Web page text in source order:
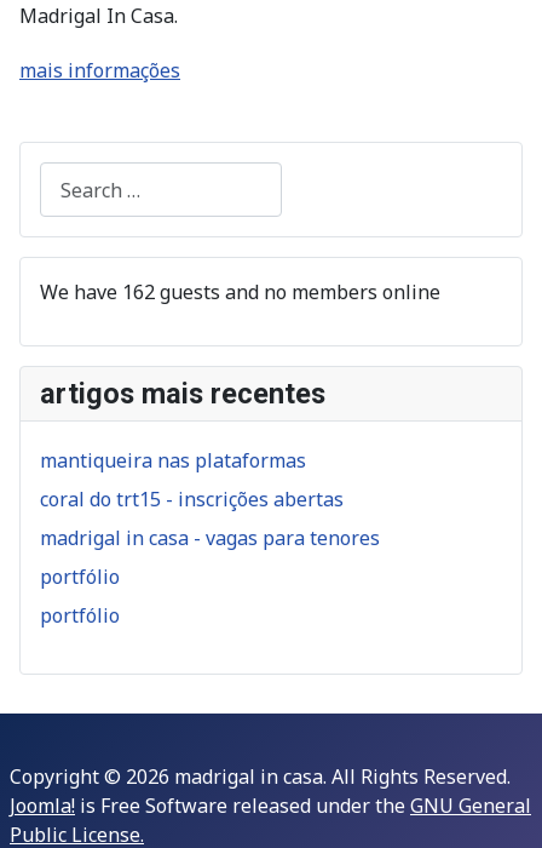
Madrigal In Casa.
mais informações
We have 162 guests and no members online
artigos mais recentes
mantiqueira nas plataformas
coral do trt15 - inscrições abertas
madrigal in casa - vagas para tenores
portfólio
portfólio
Copyright © 2026 madrigal in casa. All Rights Reserved.
Joomla! is Free Software released under theGNU General
Public License.